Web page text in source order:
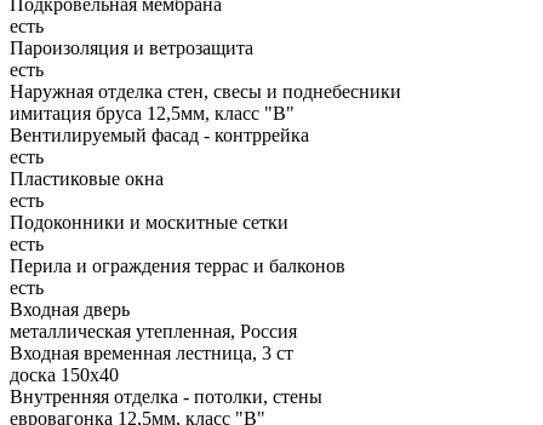
Подкровельная мембрана
есть
Пароизоляция и ветрозащита
есть
Наружная отделка стен, свесы и поднебесники
имитация бруса 12,5мм, класс "В"
Вентилируемый фасад - контррейка
есть
Пластиковые окна
есть
Подоконники и москитные сетки
есть
Перила и ограждения террас и балконов
есть
Входная дверь
металлическая утепленная, Россия
Входная временная лестница, 3 ст
доска 150х40
Внутренняя отделка - потолки, стены
евровагонка 12,5мм, класс "В"